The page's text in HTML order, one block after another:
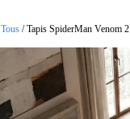
Tous /Tapis SpiderMan Venom 2